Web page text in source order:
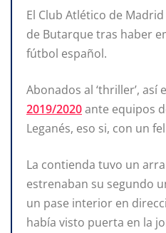
El Club Atlético de
de Butarque tras haber
fútbol español.
Abonados al ‘thriller’,
2019/2020ante equipos
Leganés, eso si, con un
La contienda tuvo un
estrenaban su segundo
un pase interior en
había visto puerta en la